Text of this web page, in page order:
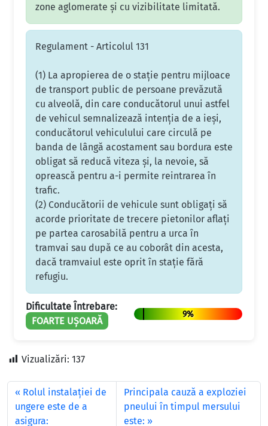
zone aglomerate și cu vizibilitate limitată.
Regulament - Articolul 131
(1) La apropierea de o staţie pentru mijloace
de transport public de persoane prevăzută
cu alveolă, din care conducătorul unui astfel
de vehicul semnalizează intenţia de a ieşi,
conducătorul vehiculului care circulă pe
banda de lângă acostament sau bordura este
obligat să reducă viteza şi, la nevoie, să
oprească pentru a-i permite reintrarea în
trafic.
(2) Conducătorii de vehicule sunt obligaţi să
acorde prioritate de trecere pietonilor aflaţi
pe partea carosabilă pentru a urca în
tramvai sau după ce au coborât din acesta,
dacă tramvaiul este oprit în staţie fără
refugiu.
Dificultate Întrebare:
FOARTE UȘOARĂ
9%
Vizualizări: 137
Rolul instalației de
ungere este de a
asigura:
Principala cauză a exploziei
pneului în timpul mersului
este: